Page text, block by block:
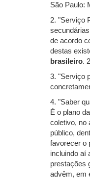
São Paulo:
2. "Serviço
de acordo
destas
brasileiro.
3. "Serviço
4. "Saber
É o plano
coletivo, no
público,
favorecer o
incluindo aí
prestações
advêm, em